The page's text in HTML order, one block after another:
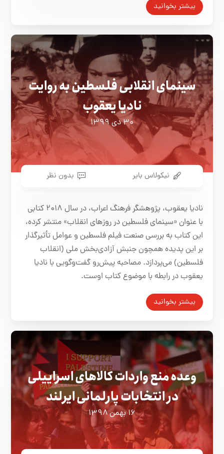
بیشتر بخوانید
سینمای انقلابی فلسطین به روایت
نادیا یعقوب
۳۰ دی ۱۳۹۹
نیکولاس بایر بدون نظر
نادیا یعقوب، پژوهشگر فرهنگ اعراب، در سال ۲۰۱۸ کتابی
با عنوان «سینمای فلسطین در روزهای انقلاب» منتشر کرده،
این کتاب به بررسی صنعت فیلم فلسطین و عوامل تأثیرگذار
بر این پدیده همچون جنبش آزادی‌بخش ملی (انقلاب
فلسطین) می‌پردازد. مصاحبه پیش‌رو گفت‌و‌گویی با نادیا
یعقوب در رابطه با موضوع کتاب اوست.
بیشتر بخوانید
وعده منع واردات کالاهای اسراییلی
در انتخابات پارلمانی ایرلند
۱۶ بهمن ۱۳۹۸